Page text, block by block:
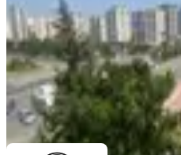
6.500.000 ₺
REMİNT EMLAK Emrah Erşimşek
Ara